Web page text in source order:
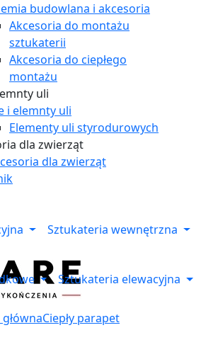
budowlana i akcesoria
Akcesoria do montażu
sztukaterii
Akcesoria do ciepłego
montażu
uli
i elemnty uli
Elementy uli styrodurowych
dla zwierząt
dla zwierząt
Sztukateria wewnętrzna
Sztukateria elewacyjna
Ciepły parapet